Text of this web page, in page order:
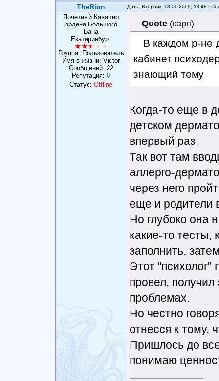
TheRion Дата: Вторник, 13.01.2009, 18:48 |
Почётный Кавалер
ордена Большого
Бана
Екатеринбург
Группа: Пользователь
Имя в жизни: Victor
Сообщений: 22
Репутация: 0
Статус: Offline
Quote (карп)
В каждом р-не
кабинет
знающий тему
Когда-то еще в
детском
впервый раз.
Так вот там
аллерго-
через него
еще и родители
Но глубоко она
какие-то
заполнить,
Этот "психолог"
провел,
проблемах.
Но честно
отнесся к тому,
Пришлось до
понимаю